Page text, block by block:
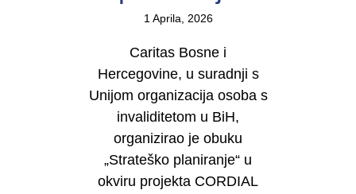
1 Aprila, 2026
Caritas Bosne i
Hercegovine, u suradnji s
Unijom organizacija osoba s
invaliditetom u BiH,
organizirao je obuku
„Strateško planiranje“ u
okviru projekta CORDIAL